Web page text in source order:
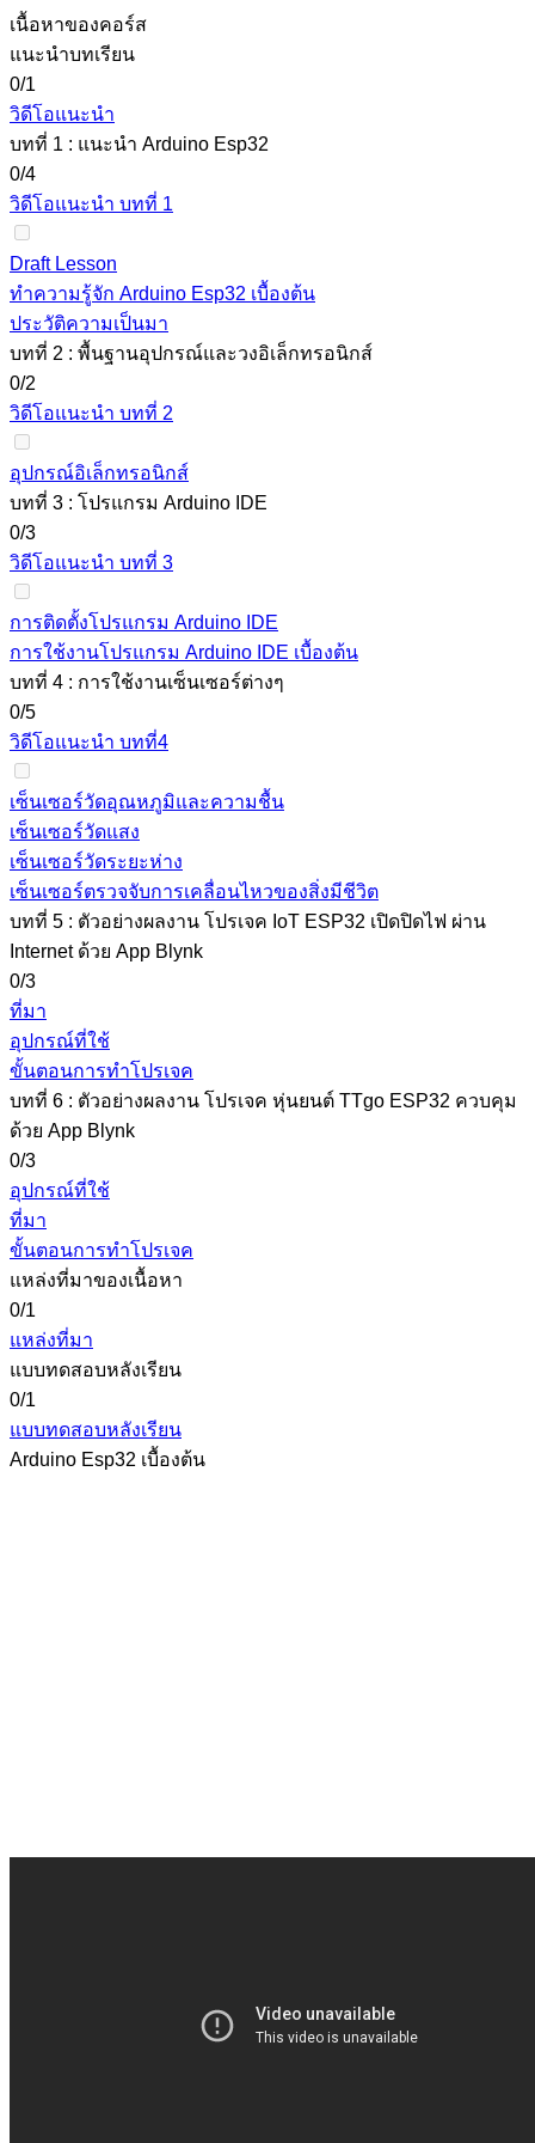
เนื้อหาของคอร์ส
แนะนำบทเรียน
0/1
วิดีโอแนะนำ
บทที่ 1 : แนะนำ Arduino Esp32
0/4
วิดีโอแนะนำ บทที่ 1
Draft Lesson
ทำความรู้จัก Arduino Esp32 เบื้องต้น
ประวัติความเป็นมา
บทที่ 2 : พื้นฐานอุปกรณ์และวงอิเล็กทรอนิกส์
0/2
วิดีโอแนะนำ บทที่ 2
อุปกรณ์อิเล็กทรอนิกส์
บทที่ 3 : โปรแกรม Arduino IDE
0/3
วิดีโอแนะนำ บทที่ 3
การติดตั้งโปรแกรม Arduino IDE
การใช้งานโปรแกรม Arduino IDE เบื้องต้น
บทที่ 4 : การใช้งานเซ็นเซอร์ต่างๆ
0/5
วิดีโอแนะนำ บทที่4
เซ็นเซอร์วัดอุณหภูมิและความชื้น
เซ็นเซอร์วัดแสง
เซ็นเซอร์วัดระยะห่าง
เซ็นเซอร์ตรวจจับการเคลื่อนไหวของสิ่งมีชีวิต
บทที่ 5 : ตัวอย่างผลงาน โปรเจค IoT ESP32 เปิดปิดไฟ ผ่าน
Internet ด้วย App Blynk
0/3
ที่มา
อุปกรณ์ที่ใช้
ขั้นตอนการทำโปรเจค
บทที่ 6 : ตัวอย่างผลงาน โปรเจค หุ่นยนต์ TTgo ESP32 ควบคุม
ด้วย App Blynk
0/3
อุปกรณ์ที่ใช้
ที่มา
ขั้นตอนการทำโปรเจค
แหล่งที่มาของเนื้อหา
0/1
แหล่งที่มา
แบบทดสอบหลังเรียน
0/1
แบบทดสอบหลังเรียน
Arduino Esp32 เบื้องต้น